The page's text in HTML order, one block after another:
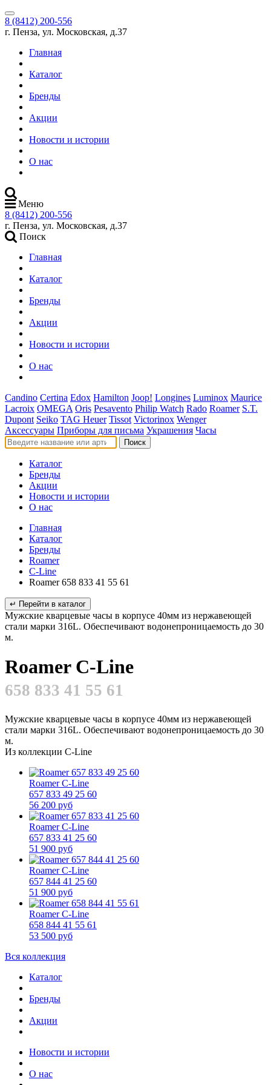
8 (8412) 200-556
г. Пенза, ул. Московская, д.37
Главная
Каталог
Бренды
Акции
Новости и истории
О нас
Меню
8 (8412) 200-556
г. Пенза, ул. Московская, д.37
Поиск
Главная
Каталог
Бренды
Акции
Новости и истории
О нас
Candino Certina Edox Hamilton Joop! Longines Luminox Maurice
Lacroix OMEGA Oris Pesavento Philip Watch Rado Roamer S.T.
Dupont Seiko TAG Heuer Tissot Victorinox Wenger
Аксессуары Приборы для письма Украшения Часы
Поиск
Каталог
Бренды
Акции
Новости и истории
О нас
Главная
Каталог
Бренды
Roamer
C-Line
Roamer 658 833 41 55 61
↵ Перейти в каталог
Мужские кварцевые часы в корпусе 40мм из нержавеющей
стали марки 316L. Обеспечивают водонепроницаемость до 30
м.
Roamer C-Line
658 833 41 55 61
Мужские кварцевые часы в корпусе 40мм из нержавеющей
стали марки 316L. Обеспечивают водонепроницаемость до 30
м.
Из коллекции C-Line
Roamer C-Line
657 833 49 25 60
56 200 руб
Roamer C-Line
657 833 41 25 60
51 900 руб
Roamer C-Line
657 844 41 25 60
51 900 руб
Roamer C-Line
658 844 41 55 61
53 500 руб
Вся коллекция
Каталог
Бренды
Акции
Новости и истории
О нас